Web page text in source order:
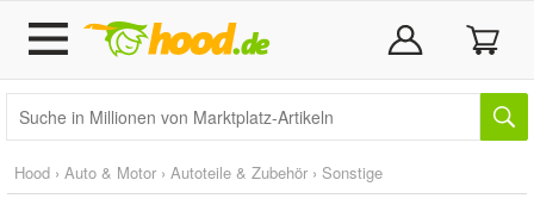
Hood › Auto & Motor › Autoteile & Zubehör › Sonstige